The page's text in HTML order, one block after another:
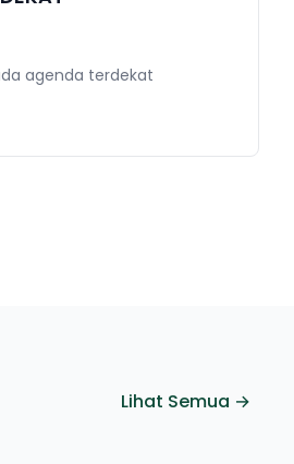
agenda terdekat
Lihat Semua →